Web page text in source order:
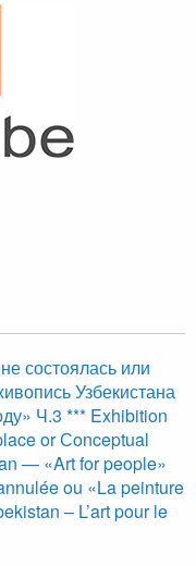
состоялась или
Узбекистана
Ч.3 *** Exhibition
or Сonceptual
— «Art for people»
ou «La peinture
– L’art pour le